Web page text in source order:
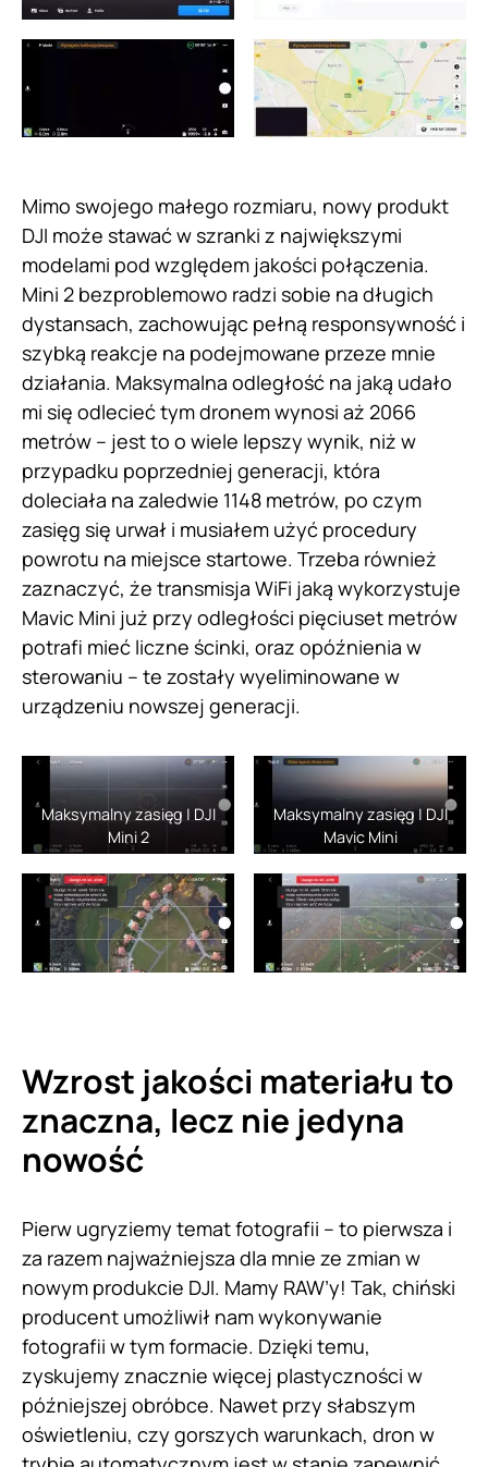
Mimo swojego małego rozmiaru, nowy produkt
DJI może stawać w szranki z największymi
modelami pod względem jakości połączenia.
Mini 2 bezproblemowo radzi sobie na długich
dystansach, zachowując pełną responsywność i
szybką reakcje na podejmowane przeze mnie
działania. Maksymalna odległość na jaką udało
mi się odlecieć tym dronem wynosi aż 2066
metrów – jest to o wiele lepszy wynik, niż w
przypadku poprzedniej generacji, która
doleciała na zaledwie 1148 metrów, po czym
zasięg się urwał i musiałem użyć procedury
powrotu na miejsce startowe. Trzeba również
zaznaczyć, że transmisja WiFi jaką wykorzystuje
Mavic Mini już przy odległości pięciuset metrów
potrafi mieć liczne ścinki, oraz opóźnienia w
sterowaniu – te zostały wyeliminowane w
urządzeniu nowszej generacji.
Maksymalny zasięg | DJI
Mini 2
Maksymalny zasięg | DJI
Mavic Mini
Wzrost jakości materiału to
znaczna, lecz nie jedyna
nowość
Pierw ugryziemy temat fotografii – to pierwsza i
za razem najważniejsza dla mnie ze zmian w
nowym produkcie DJI. Mamy RAW’y! Tak, chiński
producent umożliwił nam wykonywanie
fotografii w tym formacie. Dzięki temu,
zyskujemy znacznie więcej plastyczności w
późniejszej obróbce. Nawet przy słabszym
oświetleniu, czy gorszych warunkach, dron w